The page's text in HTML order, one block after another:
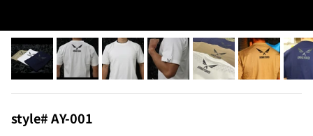
style# AY-001